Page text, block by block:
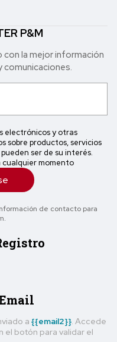
P&M
la mejor in formación
comunicaciones.
electrónicos y otras
sobre productos, servicios
ser de su interés.
momento
de contacto para
a {{email2}} . Accede
el botón para validar el